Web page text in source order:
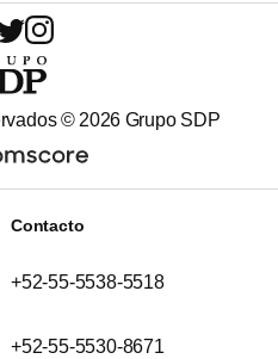
©2026 Grupo SDP
Contacto
+52-55-5538-5518
+52-55-5530-8671